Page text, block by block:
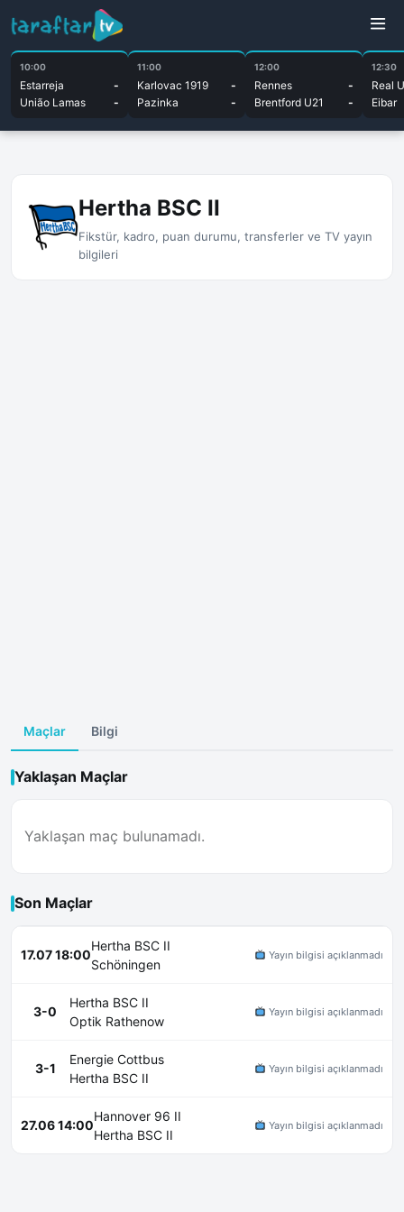
10:00
Estarreja
-
União Lamas
-
11:00
Karlovac 1919
-
Pazinka
-
12:00
Rennes
-
Brentford U21
-
12:30
Real
Eibar
Hertha BSC II
Fikstür, kadro, puan durumu, transferler ve TV yayın
bilgileri
Maçlar Bilgi
Yaklaşan Maçlar
Yaklaşan maç bulunamadı.
Son Maçlar
17.07 18:00
Hertha BSC II
Schöningen
Yayın bilgisi açıklanmadı
3-0
Hertha BSC II
Optik Rathenow
Yayın bilgisi açıklanmadı
3-1
Energie Cottbus
Hertha BSC II
Yayın bilgisi açıklanmadı
27.06 14:00
Hannover 96 II
Hertha BSC II
Yayın bilgisi açıklanmadı